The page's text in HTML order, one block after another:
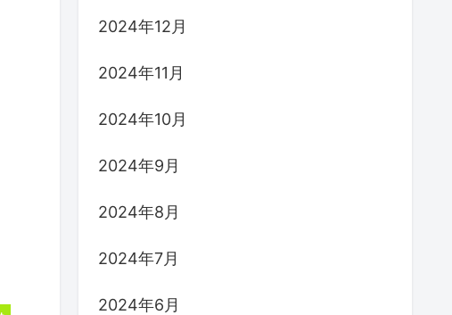
2024年12月
2024年11月
2024年10月
2024年9月
2024年8月
2024年7月
2024年6月